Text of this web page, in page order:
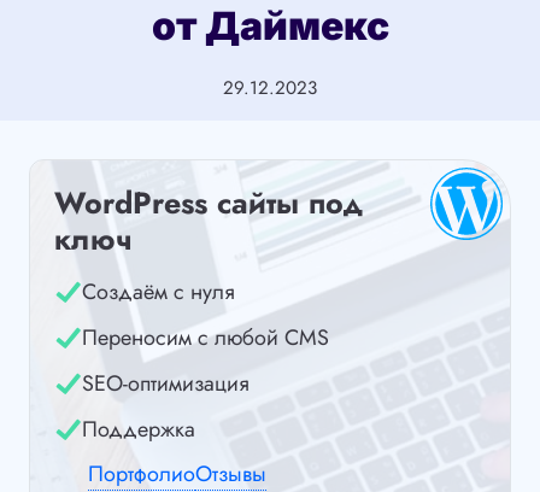
от Даймекс
29.12.2023
WordPress сайты под
ключ
Создаём с нуля
Переносим с любой CMS
SEO-оптимизация
Поддержка
ПортфолиоОтзывы